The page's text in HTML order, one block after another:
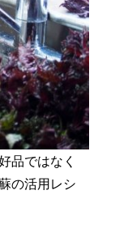
品ではなく
の活用レシ